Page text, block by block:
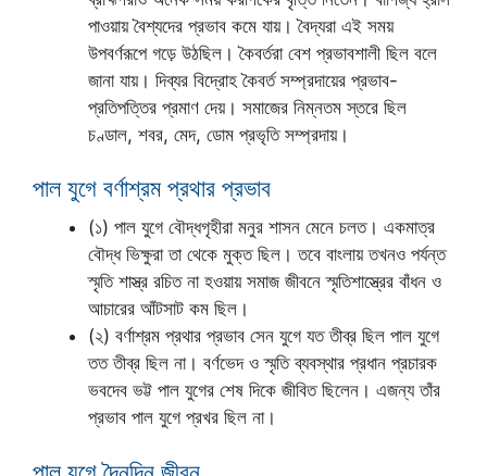
পাওয়ায় বৈশ্যদের প্রভাব কমে যায়। বৈদ্যরা এই সময়
উপবর্ণরূপে গড়ে উঠছিল। কৈবর্তরা বেশ প্রভাবশালী ছিল বলে
জানা যায়। দিব্যর বিদ্রোহ কৈবর্ত সম্প্রদায়ের প্রভাব-
প্রতিপত্তির প্রমাণ দেয়। সমাজের নিম্নতম স্তরে ছিল
চণ্ডাল, শবর, মেদ, ডোম প্রভৃতি সম্প্রদায়।
পাল যুগে বর্ণাশ্রম প্রথার প্রভাব
(১) পাল যুগে বৌদ্ধগৃহীরা মনুর শাসন মেনে চলত। একমাত্র
বৌদ্ধ ভিক্ষুরা তা থেকে মুক্ত ছিল। তবে বাংলায় তখনও পর্যন্ত
স্মৃতি শাস্ত্র রচিত না হওয়ায় সমাজ জীবনে স্মৃতিশাস্ত্রের বাঁধন ও
আচারের আঁটসাট কম ছিল।
(২) বর্ণাশ্রম প্রথার প্রভাব সেন যুগে যত তীব্র ছিল পাল যুগে
তত তীব্র ছিল না। বর্ণভেদ ও স্মৃতি ব্যবস্থার প্রধান প্রচারক
ভবদেব ভট্ট পাল যুগের শেষ দিকে জীবিত ছিলেন। এজন্য তাঁর
প্রভাব পাল যুগে প্রখর ছিল না।